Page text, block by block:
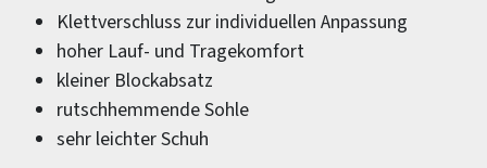
Klettverschluss zur individuellen Anpassung
hoher Lauf- und Tragekomfort
kleiner Blockabsatz
rutschhemmende Sohle
sehr leichter Schuh